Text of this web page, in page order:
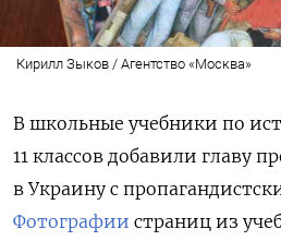
Кирилл Зыков / Агентство «Москва»
В школьные учебники по
11 классов добавили главу
в Украину с
Фотографии страниц из